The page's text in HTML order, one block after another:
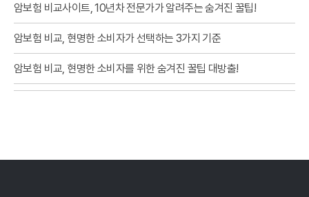
암보험 비교사이트, 10년차 전문가가 알려주는 숨겨진 꿀팁!
암보험 비교, 현명한 소비자가 선택하는 3가지 기준
암보험 비교, 현명한 소비자를 위한 숨겨진 꿀팁 대방출!